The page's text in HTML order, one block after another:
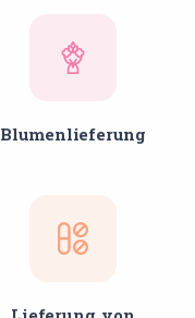
Blumenlieferung